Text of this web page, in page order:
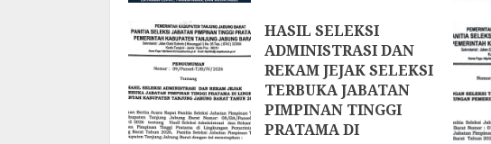
HASIL SELEKSI
ADMINISTRASI DAN
REKAM JEJAK SELEKSI
TERBUKA JABATAN
PIMPINAN TINGGI
PRATAMA DI